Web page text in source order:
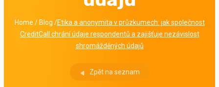
Home / Blog /Etika a anonymita v průzkumech: jak společnost
CreditCall chrání údaje respondentů a zajišťuje nezávislost
shromážděných údajů
Zpět na seznam